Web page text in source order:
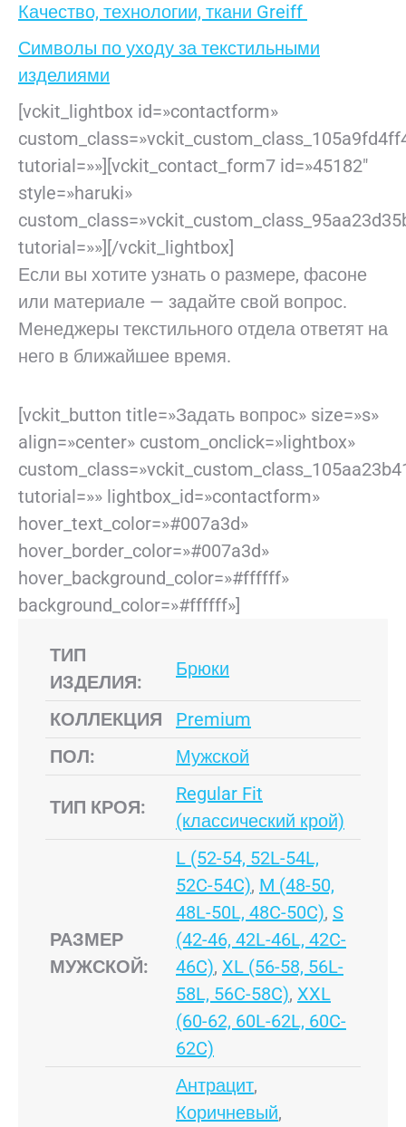
Качество, технологии, ткани Greiff
Символы по уходу за текстильными
изделиями
[vckit_lightbox id=»contactform»
tutorial=»»][vckit_contact_form7 id=»45182″
style=»haruki»
tutorial=»»][/vckit_lightbox]
Если вы хотите узнать о размере, фасоне
или материале — задайте свой вопрос.
Менеджеры текстильного отдела ответят на
него в ближайшее время.
[vckit_button title=»Задать вопрос» size=»s»
align=»center» custom_onclick=»lightbox»
tutorial=»» lightbox_id=»contactform»
hover_text_color=»#007a3d»
hover_border_color=»#007a3d»
hover_background_color=»#ffffff»
background_color=»#ffffff»]
ТИП
ИЗДЕЛИЯ:
Брюки
КОЛЛЕКЦИЯ
Premium
ПОЛ:
Мужской
ТИП КРОЯ:
Regular Fit
(классический крой)
РАЗМЕР
МУЖСКОЙ:
L (52-54, 52L-54L,
52C-54C), M (48-50,
48L-50L, 48C-50C), S
(42-46, 42L-46L, 42C-
46C), XL (56-58, 56L-
58L, 56C-58C), XXL
(60-62, 60L-62L, 60C-
62C)
Антрацит,
Коричневый,